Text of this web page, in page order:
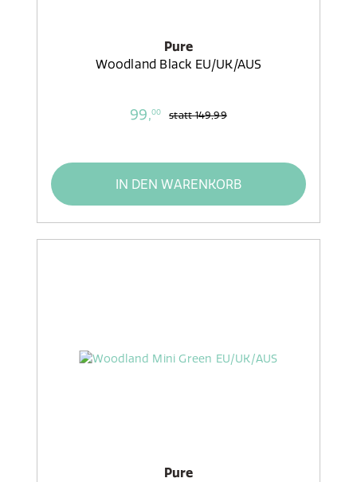
Pure
Woodland Black EU/UK/AUS
99,00 statt149,99
IN DEN WARENKORB
Pure